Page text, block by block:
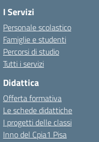
I Servizi
Personale scolastico
Famiglie e studenti
Percorsi di studio
Tutti i servizi
Didattica
Offerta formativa
Le schede didattiche
I progetti delle classi
Inno del Cpia1 Pisa